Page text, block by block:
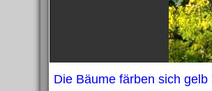
Die Bäume färben sich gelb